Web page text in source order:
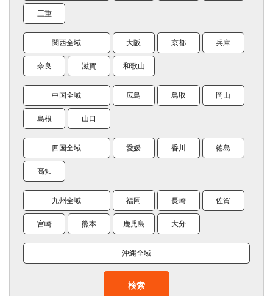
三重
関西全域 大阪 京都 兵庫
奈良 滋賀 和歌山
中国全域 広島 鳥取 岡山
島根 山口
四国全域 愛媛 香川 徳島
高知
九州全域 福岡 長崎 佐賀
宮崎 熊本 鹿児島 大分
沖縄全域
検索